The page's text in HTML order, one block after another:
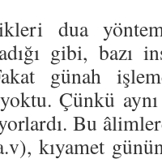
dua
gibi, bazı
günah
Çünkü
Bu
kıyamet